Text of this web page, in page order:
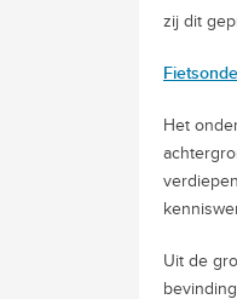
zij dit
Het
Uit de